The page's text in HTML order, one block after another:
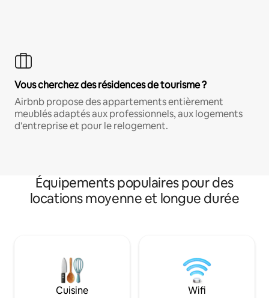
Vous cherchez des résidences de tourisme ?
Airbnb propose des appartements entièrement
meublés adaptés aux professionnels, aux logements
d'entreprise et pour le relogement.
Équipements populaires pour des
locations moyenne et longue durée
Cuisine Wifi